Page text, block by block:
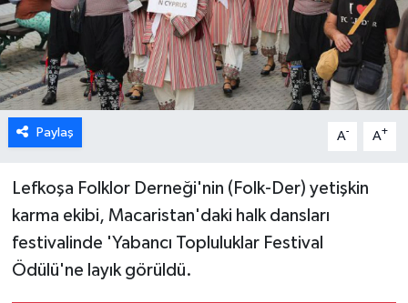
Paylaş A- A+
Lefkoşa Folklor Derneği'nin (Folk-Der) yetişkin
karma ekibi, Macaristan'daki halk dansları
festivalinde 'Yabancı Topluluklar Festival
Ödülü'ne layık görüldü.
GİRNE
GÜNDEM
GÜNEY KIBRIS
KÜLTÜR SANAT
LAPTA